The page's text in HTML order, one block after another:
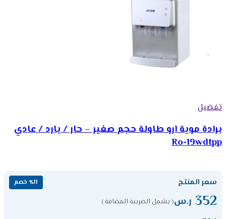
تفضيل
برادة موية ارو طاولة حجم صغير – حار / بارد / عادي
Ro-19wdtpp
سعر المنتج ٪11 خصم
352 ر.س( يشمل الضريبة المضافة )